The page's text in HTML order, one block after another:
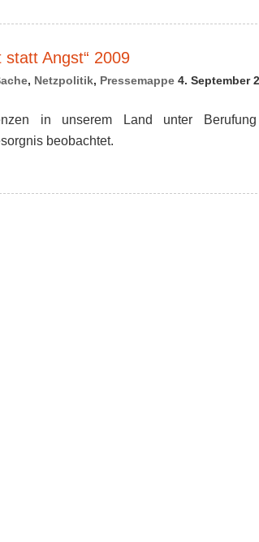
Angst“ 2009
, Netzpolitik, Pressemappe 4. September
in unserem Land unter
beobachtet.